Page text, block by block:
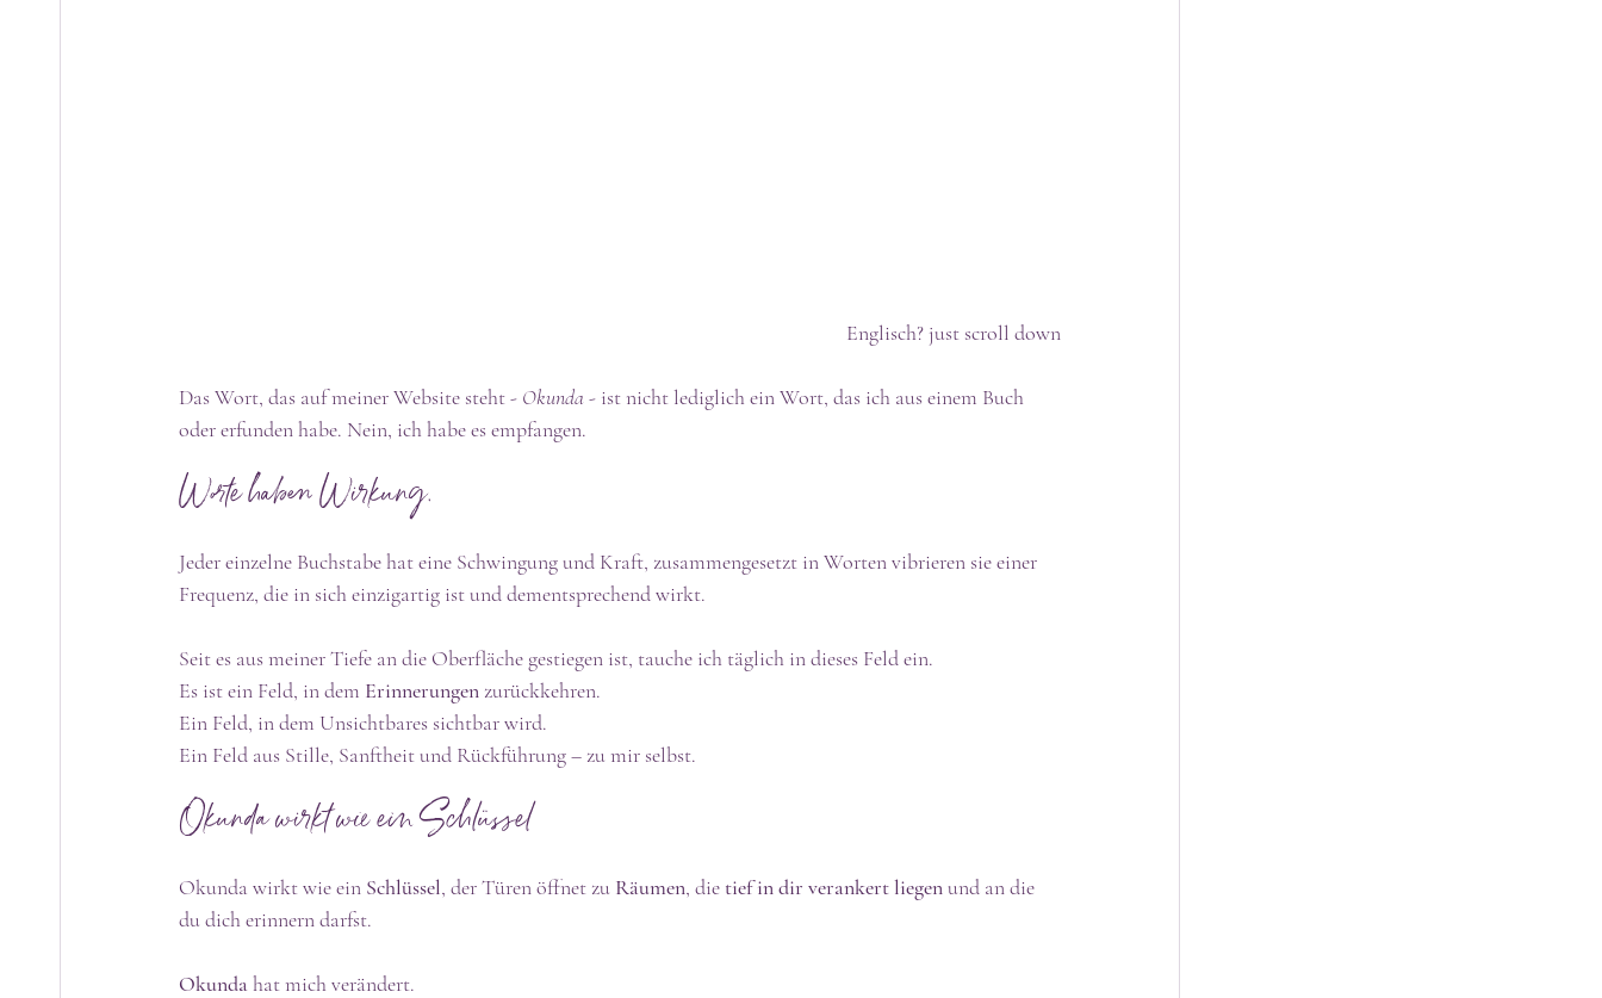
Englisch? just scroll down
Das Wort, das auf meiner Website steht - Okunda - ist nicht lediglich ein Wort, das ich aus einem Buch
oder erfunden habe. Nein, ich habe es empfangen.
Worte haben Wirkung.
Jeder einzelne Buchstabe hat eine Schwingung und Kraft, zusammengesetzt in Worten vibrieren sie einer
Frequenz, die in sich einzigartig ist und dementsprechend wirkt.
Seit es aus meiner Tiefe an die Oberfläche gestiegen ist, tauche ich täglich in dieses Feld ein.
Es ist ein Feld, in dem Erinnerungen zurückkehren.
Ein Feld, in dem Unsichtbares sichtbar wird.
Ein Feld aus Stille, Sanftheit und Rückführung – zu mir selbst.
Okunda wirkt wie ein Schlüssel
Okunda wirkt wie ein Schlüssel, der Türen öffnet zu Räumen, die tief in dir verankert liegen und an die
du dich erinnern darfst.
Okunda hat mich verändert.